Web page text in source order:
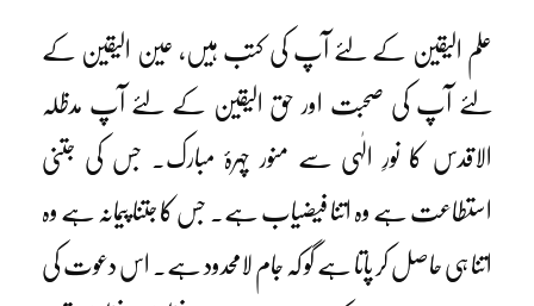
علم الیقین کے لئے آپ کی کتب ہیں، عین الیقین کے
لئے آپ کی صحبت اور حق الیقین کے لئے آپ مدظلہ
الاقدس کا نورِ الٰہی سے منور چہرۂ مبارک۔ جس کی جتنی
استطاعت ہے وہ اتنا فیضیاب ہے۔ جس کا جتنا پیمانہ ہے وہ
اتنا ہی حاصل کر پاتا ہے گو کہ جام لامحدود ہے۔ اس دعوت کی